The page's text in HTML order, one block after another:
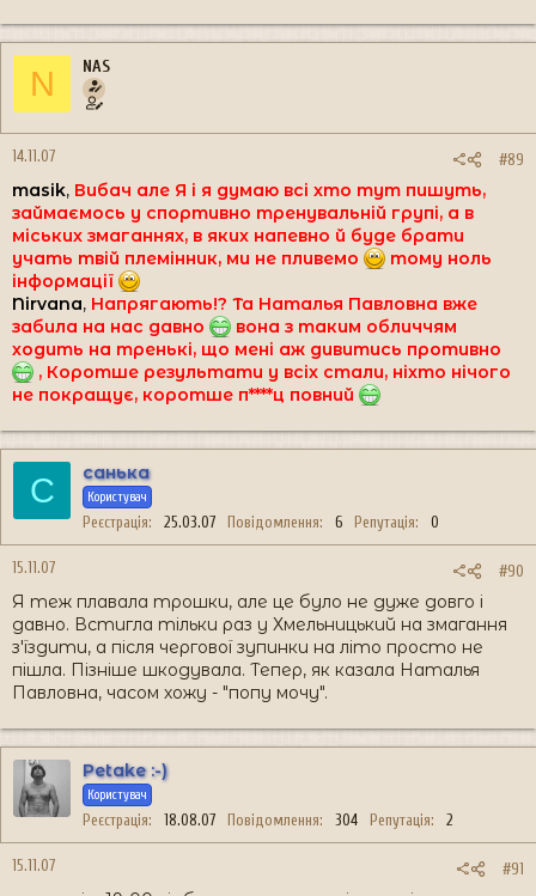
N NAS
14.11.07 #89
masik, Вибач але Я і я думаю всі хто тут пишуть,
займаємось у спортивно тренувальній групі, а в
міських змаганнях, в яких напевно й буде брати
учать твій племінник, ми не пливемо
тому ноль
інформації
Nirvana, Напрягають!? Та Наталья Павловна вже
забила на нас давно
вона з таким обличчям
ходить на тренькі, що мені аж дивитись противно
, Коротше результати у всіх стали, ніхто нічого
не покращує, коротше п****ц повний
С санька
Користувач
Реєстрація 25.03.07 Повідомлення 6 Репутація 0
15.11.07 #90
Я теж плавала трошки, але це було не дуже довго і
давно. Встигла тільки раз у Хмельницький на змагання
з'їздити, а після чергової зупинки на літо просто не
пішла. Пізніше шкодувала. Тепер, як казала Наталья
Павловна, часом хожу - "попу мочу".
Petake :-)
Користувач
Реєстрація 18.08.07 Повідомлення 304 Репутація 2
15.11.07 #91